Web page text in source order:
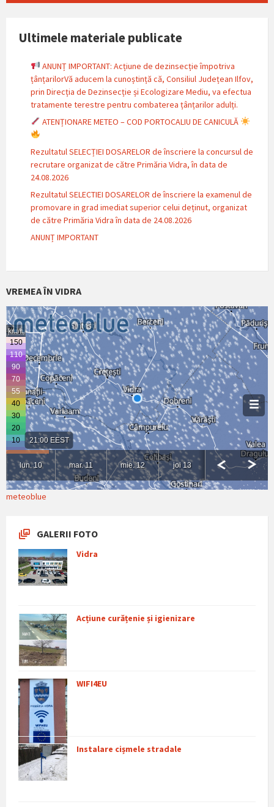
Ultimele materiale publicate
ANUNȚ IMPORTANT: Acțiune de dezinsecție împotriva
țânțarilorVă aducem la cunoștință că, Consiliul Județean Ilfov,
prin Direcția de Dezinsecție și Ecologizare Mediu, va efectua
tratamente terestre pentru combaterea țânțarilor adulți.
ATENȚIONARE METEO – COD PORTOCALIU DE CANICULĂ
Rezultatul SELECȚIEI DOSARELOR de înscriere la concursul de
recrutare organizat de către Primăria Vidra, în data de
24.08.2026
Rezultatul SELECTIEI DOSARELOR de înscriere la examenul de
promovare in grad imediat superior celui deținut, organizat
de către Primăria Vidra în data de 24.08.2026
ANUNȚ IMPORTANT
VREMEA ÎN VIDRA
meteoblue
GALERII FOTO
Vidra
Acțiune curățenie și igienizare
WIFI4EU
Instalare cișmele stradale